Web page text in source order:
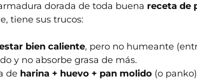
dorada de toda buena receta de
tiene sus trucos:
bien caliente, pero no humeante
y no absorbe grasa de más.
de harina + huevo + pan molido (o